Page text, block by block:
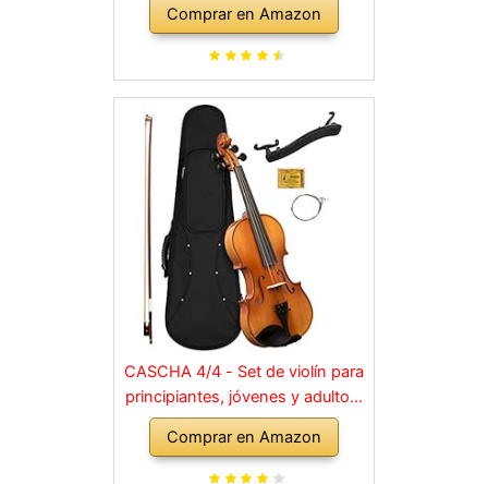
Comprar en Amazon
CASCHA 4/4 - Set de violín para
principiantes, jóvenes y adultos,
violín macizo con arco, colofonia,
cuerdas de repuesto, soporte
para hombro, maletín, abeto
Comprar en Amazon